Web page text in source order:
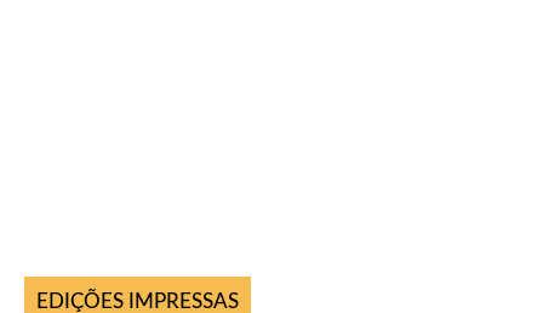
EDIÇÕES IMPRESSAS